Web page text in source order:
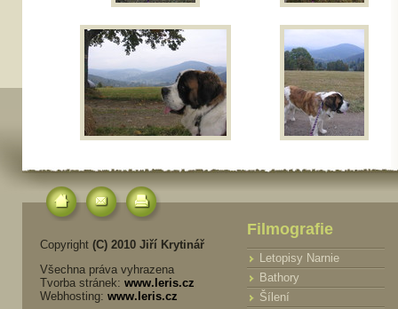
Copyright (C) 2010 Jiří Krytinář
Všechna práva vyhrazena
Tvorba stránek: www.leris.cz
Webhosting: www.leris.cz
Filmografie
Letopisy Narnie
Bathory
Šílení